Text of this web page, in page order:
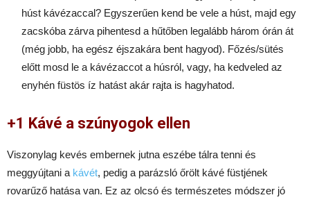
húst kávézaccal? Egyszerűen kend be vele a húst, majd egy
zacskóba zárva pihentesd a hűtőben legalább három órán át
(még jobb, ha egész éjszakára bent hagyod). Főzés/sütés
előtt mosd le a kávézaccot a húsról, vagy, ha kedveled az
enyhén füstös íz hatást akár rajta is hagyhatod.
+1 Kávé a szúnyogok ellen
Viszonylag kevés embernek jutna eszébe tálra tenni és
meggyújtani a kávét, pedig a parázsló őrölt kávé füstjének
rovarűző hatása van. Ez az olcsó és természetes módszer jó